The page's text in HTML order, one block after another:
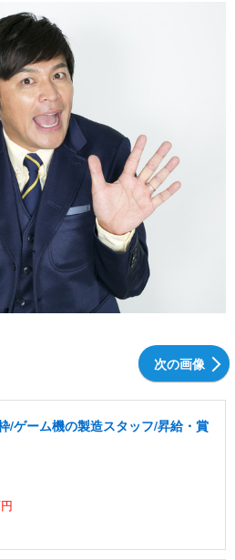
次の画像
/ゲーム機の製造スタッフ/昇給・賞